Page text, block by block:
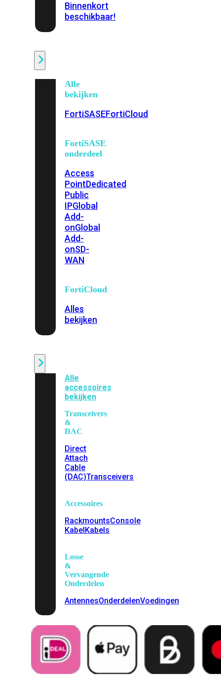
Binnenkort
beschikbaar!
Alle
bekijken
FortiSASEFortiCloud
FortiSASE
onderdeel
Access
PointDedicated
Public
IPGlobal
Add-
onGlobal
Add-
onSD-
WAN
FortiCloud
Alles
bekijken
Alle
accessoires
bekijken
Transceivers
&
DAC
Direct
Attach
Cable
(DAC)Transceivers
Accessoires
RackmountsConsole
KabelKabels
Losse
&
Vervangende
Onderdelen
AntennesOnderdelenVoedingen